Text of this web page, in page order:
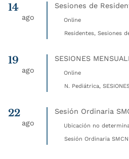
14
ago
Sesiones de
Online
Residentes, Sesiones
19
ago
SESIONES
Online
N. Pediátrica,
22
ago
Sesión Ordinaria
Ubicación no
Sesión Ordinaria